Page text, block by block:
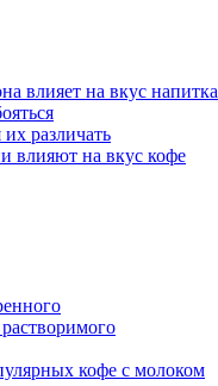
влияет на вкус напитка
различать
влияют на вкус кофе
кофе с молоком